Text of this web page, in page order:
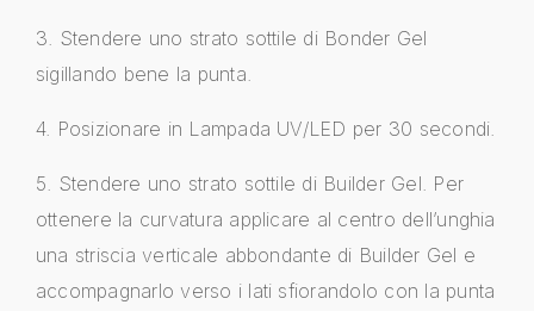
3. Stendere uno strato sottile di Bonder Gel
sigillando bene la punta.
4. Posizionare in Lampada UV/LED per 30 secondi.
5. Stendere uno strato sottile di Builder Gel. Per
ottenere la curvatura applicare al centro dell’unghia
una striscia verticale abbondante di Builder Gel e
accompagnarlo verso i lati sfiorandolo con la punta